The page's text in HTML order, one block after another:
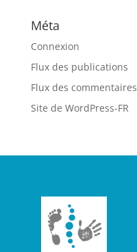
Méta
Connexion
Flux des publications
Flux des commentaires
Site de WordPress-FR